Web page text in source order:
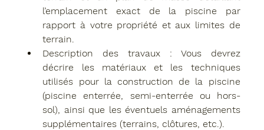
l’emplacement exact de la piscine par
rapport à votre propriété et aux limites de
terrain.
Description des travaux : Vous devrez
décrire les matériaux et les techniques
utilisés pour la construction de la piscine
(piscine enterrée, semi-enterrée ou hors-
sol), ainsi que les éventuels aménagements
supplémentaires (terrains, clôtures, etc.).